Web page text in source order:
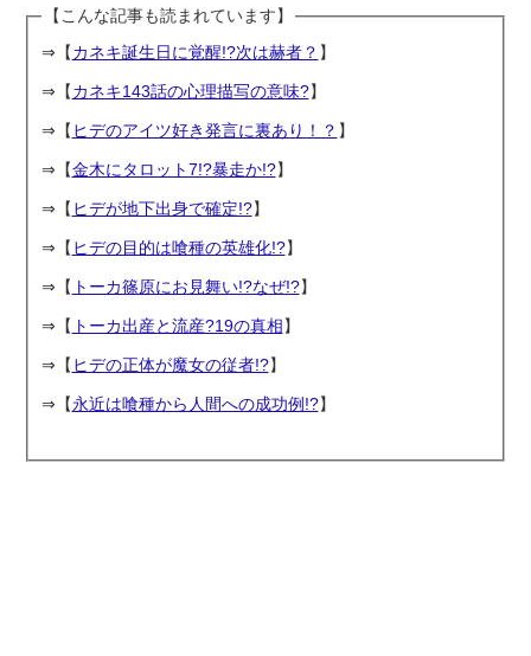
【こんな記事も読まれています】
⇒【カネキ誕生日に覚醒!?次は赫者？ 】
⇒【カネキ143話の心理描写の意味?】
⇒【 ヒデのアイツ好き発言に裏あり！？ 】
⇒【金木にタロット7!?暴走か!?】
⇒【 ヒデが地下出身で確定!?】
⇒【 ヒデの目的は喰種の英雄化!?】
⇒【 トーカ篠原にお見舞い!?なぜ!?】
⇒【 トーカ出産と流産?19の真相】
⇒【 ヒデの正体が魔女の従者!?】
⇒【永近は喰種から人間への成功例!?】